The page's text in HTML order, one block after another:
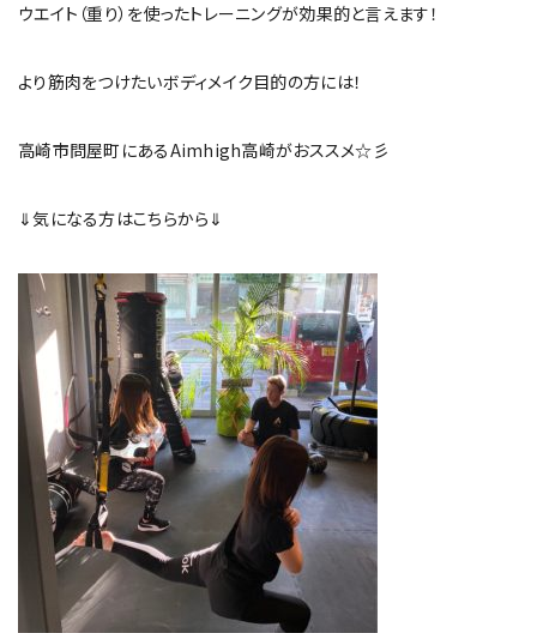
ウエイト（重り）を使ったトレーニングが効果的と言えます！
より筋肉をつけたいボディメイク目的の方には！
高崎市問屋町にあるAimhigh高崎がおススメ☆彡
⇓気になる方はこちらから⇓